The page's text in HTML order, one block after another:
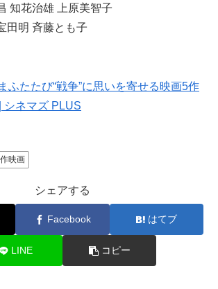
知花治雄 上原美智子
田明 斉藤とも子
ふたたび“戦争”に思いを寄せる映画5作
シネマズ PLUS
映画
シェアする
Facebook はてブ
LINE コピー